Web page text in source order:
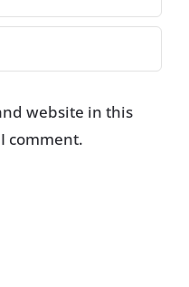
website in this
comment.